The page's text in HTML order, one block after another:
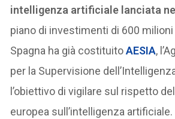
intelligenza artificiale lanciata
piano di investimenti di 600 milioni
Spagna ha già costituitoAESIA,
per la Supervisione
l’obiettivo di vigilare sul rispetto
europea sull’intelligenza artificiale.